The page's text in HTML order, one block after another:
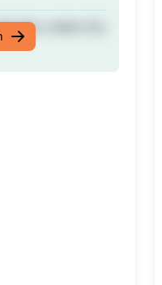
indem Du